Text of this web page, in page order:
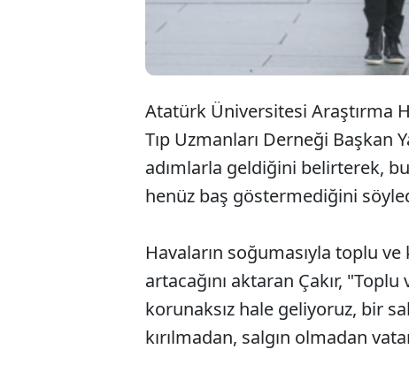
Atatürk Üniversitesi Araştırma
Tıp Uzmanları Derneği Başkan
adımlarla geldiğini belirterek,
henüz baş göstermediğini
Havaların soğumasıyla toplu
artacağını aktaran Çakır,
korunaksız hale geliyoruz, bir
kırılmadan, salgın olmadan